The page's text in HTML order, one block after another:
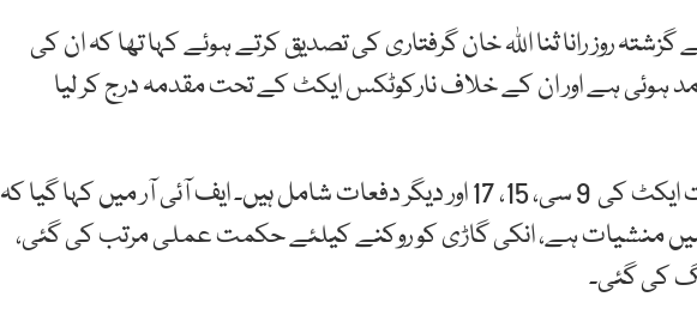
روز رانا ثنا اللہ خان گرفتاری کی تصدیق کرتے ہوئے کہا تھا کہ ان کی
ہوئی ہے اور ان کے خلاف نارکوٹکس ایکٹ کے تحت مقدمہ درج کر لیا
رانا ثنااللہ پر درج ایف آئی آر میں منشیات ایکٹ کی 9 سی، 15، 17 اور دیگر دفعات شامل ہیں۔ ایف آئی آر میں کہا گیا کہ
میں منشیات ہے، انکی گاڑی کو روکنے کیلئے حکمت عملی مرتب کی گئی،
کی گئی۔